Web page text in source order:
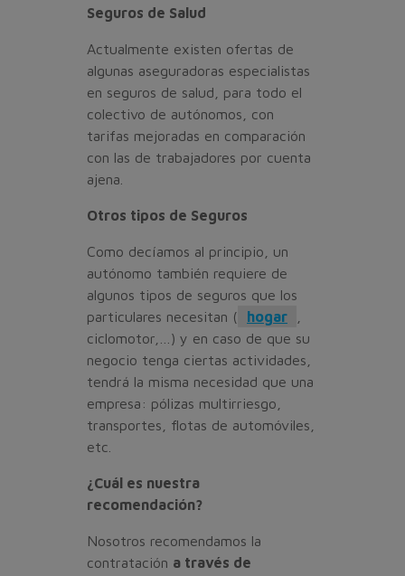
Seguros de Salud
Actualmente existen ofertas de
algunas aseguradoras especialistas
en seguros de salud, para todo el
colectivo de autónomos, con
tarifas mejoradas en comparación
con las de trabajadores por cuenta
ajena.
Otros tipos de Seguros
Como decíamos al principio, un
autónomo también requiere de
algunos tipos de seguros que los
particulares necesitan (
hogar
ciclomotor,…) y en caso de que su
negocio tenga ciertas actividades,
tendrá la misma necesidad que una
empresa: pólizas multirriesgo,
transportes, flotas de automóviles,
etc.
¿Cuál es nuestra
recomendación?
Nosotros recomendamos la
contratación a través de